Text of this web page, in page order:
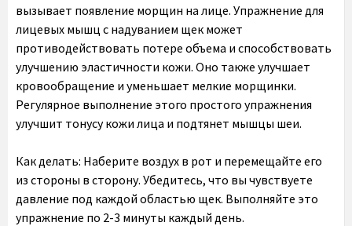
вызывает появление морщин на лице. Упражнение для
лицевых мышц с надуванием щек может
противодействовать потере объема и способствовать
улучшению эластичности кожи. Оно также улучшает
кровообращение и уменьшает мелкие морщинки.
Регулярное выполнение этого простого упражнения
улучшит тонусу кожи лица и подтянет мышцы шеи.
Как делать: Наберите воздух в рот и перемещайте его
из стороны в сторону. Убедитесь, что вы чувствуете
давление под каждой областью щек. Выполняйте это
упражнение по 2-3 минуты каждый день.